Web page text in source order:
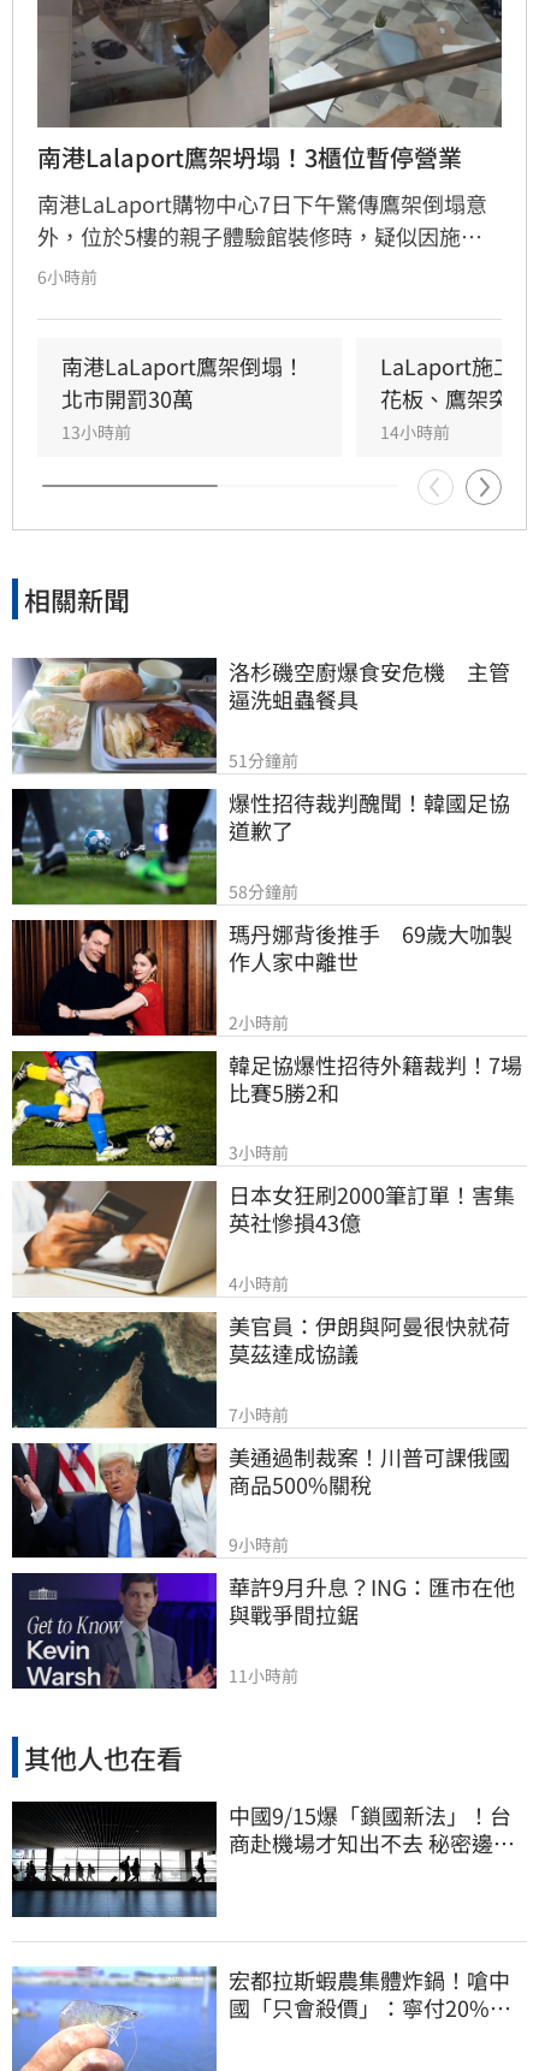
南港Lalaport鷹架坍塌！3櫃位暫停營業
南港LaLaport購物中心7日下午驚傳鷹架倒塌意
外，位於5樓的親子體驗館裝修時，疑似因施工
未固定妥當，導致鷹架與天花板崩落，現場粉塵
3樓部分櫃位暫停營業，其餘區域則維持正常運
作，目前相關單位正積極介入調查，以確保商場
消費安全。
6小時前
南港LaLaport鷹架倒塌！
北市開罰30萬
13小時前
LaLaport施工
花板、鷹架突掉
14小時前
相關新聞
洛杉磯空廚爆食安危機　主管
逼洗蛆蟲餐具
51分鐘前
爆性招待裁判醜聞！韓國足協
道歉了
58分鐘前
瑪丹娜背後推手　69歲大咖製
作人家中離世
2小時前
韓足協爆性招待外籍裁判！7場
比賽5勝2和
3小時前
日本女狂刷2000筆訂單！害集
英社慘損43億
4小時前
美官員：伊朗與阿曼很快就荷
莫茲達成協議
7小時前
美通過制裁案！川普可課俄國
商品500%關稅
9小時前
華許9月升息？ING：匯市在他
與戰爭間拉鋸
11小時前
其他人也在看
中國9/15爆「鎖國新法」！台
商赴機場才知出不去 秘密邊控
宏都拉斯蝦農集體炸鍋！嗆中
國「只會殺價」：寧付20%關